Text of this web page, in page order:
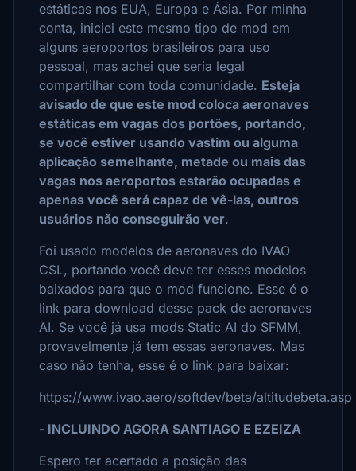
estáticas nos EUA, Europa e Ásia. Por minha
conta, iniciei este mesmo tipo de mod em
alguns aeroportos brasileiros para uso
pessoal, mas achei que seria legal
compartilhar com toda comunidade. Esteja
avisado de que este mod coloca aeronaves
estáticas em vagas dos portões, portando,
se você estiver usando vastim ou alguma
aplicação semelhante, metade ou mais das
vagas nos aeroportos estarão ocupadas e
apenas você será capaz de vê-las, outros
usuários não conseguirão ver.
Foi usado modelos de aeronaves do IVAO
CSL, portando você deve ter esses modelos
baixados para que o mod funcione. Esse é o
link para download desse pack de aeronaves
AI. Se você já usa mods Static AI do SFMM,
provavelmente já tem essas aeronaves. Mas
caso não tenha, esse é o link para baixar:
https://www.ivao.aero/softdev/beta/altitudebeta.asp
- INCLUINDO AGORA SANTIAGO E EZEIZA
Espero ter acertado a posição das